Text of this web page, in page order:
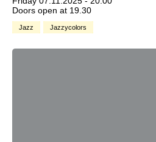
Doors open at 19.30
Jazz Jazzycolors